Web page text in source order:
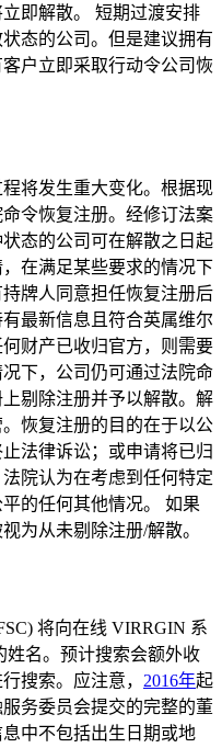
即解散。 短期过渡安排
态的公司。但是建议拥有
户立即采取行动令公司恢
将发生重大变化。根据现
令恢复注册。经修订法案
态的公司可在解散之日起
在满足某些要求的情况下
牌人同意担任恢复注册后
最新信息且符合英属维尔
财产已收归官方，则需要
下，公司仍可通过法院命
剔除注册并予以解散。解
恢复注册的目的在于以公
法律诉讼；或申请将已归
院认为在考虑到任何特定
的任何其他情况。 如果
为从未剔除注册/解散。
将向在线 VIRRGIN 系
姓名。预计搜索会额外收
搜索。应注意， 2016年起
务委员会提交的完整的董
中不包括出生日期或地